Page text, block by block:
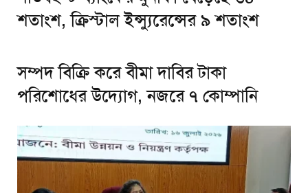
শতাংশ, ক্রিস্টাল ইন্স্যুরেন্সের ৯ শতাংশ
সম্পদ বিক্রি করে বীমা দাবির টাকা
পরিশোধের উদ্যোগ, নজরে ৭ কোম্পানি